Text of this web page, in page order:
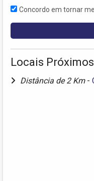
Concordo em tornar
Locais
Distância de 2 Km -